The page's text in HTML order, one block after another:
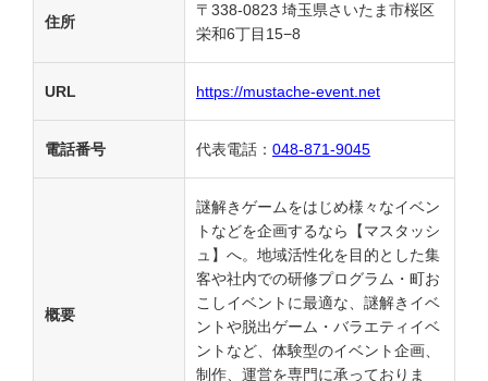
住所
〒338-0823 埼玉県さいたま市桜区
栄和6丁目15−8
URL https://mustache-event.net
電話番号 代表電話： 048-871-9045
概要
謎解きゲームをはじめ様々なイベン
トなどを企画するなら【マスタッシ
ュ】へ。地域活性化を目的とした集
客や社内での研修プログラム・町お
こしイベントに最適な、謎解きイベ
ントや脱出ゲーム・バラエティイベ
ントなど、体験型のイベント企画、
制作、運営を専門に承っておりま